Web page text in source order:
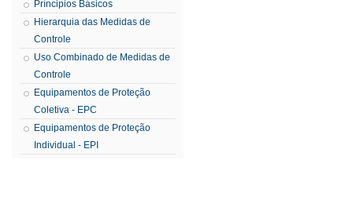
Príncipios Básicos
Hierarquia das Medidas de
Controle
Uso Combinado de Medidas de
Controle
Equipamentos de Proteção
Coletiva - EPC
Equipamentos de Proteção
Individual - EPI